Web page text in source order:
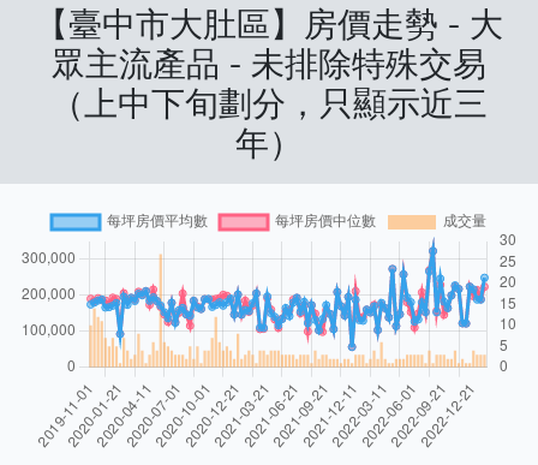
【臺中市大肚區】房價走勢 - 大
眾主流產品 - 未排除特殊交易
（上中下旬劃分，只顯示近三
年）